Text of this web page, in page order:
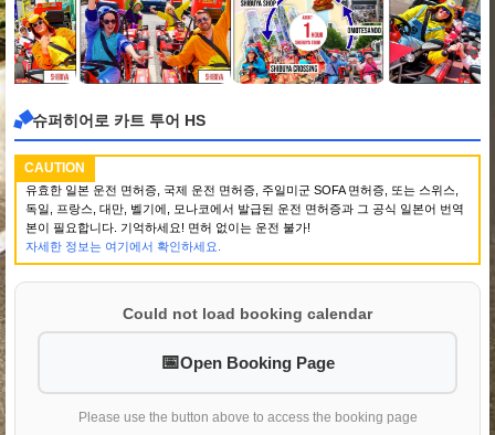
슈퍼히어로 카트 투어 HS
CAUTION
유효한 일본 운전 면허증, 국제 운전 면허증, 주일미군 SOFA 면허증, 또는 스위스,
독일, 프랑스, 대만, 벨기에, 모나코에서 발급된 운전 면허증과 그 공식 일본어 번역
본이 필요합니다. 기억하세요! 면허 없이는 운전 불가!
자세한 정보는 여기에서 확인하세요.
Could not load booking calendar
Open Booking Page
Please use the button above to access the booking page